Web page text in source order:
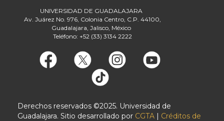
UNIVERSIDAD DE GUADALAJARA
Av. Juárez No. 976, Colonia Centro, C.P. 44100,
Guadalajara, Jalisco, México
Teléfono: +52 (33) 3134 2222
Derechos reservados ©2025. Universidad de
Guadalajara. Sitio desarrollado por CGTA | Créditos de